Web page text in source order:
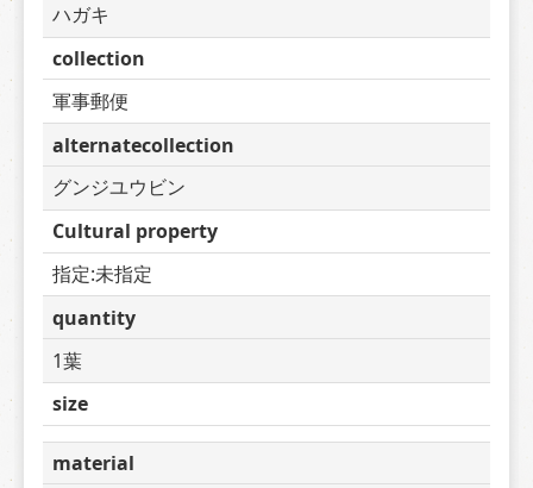
ハガキ
collection
軍事郵便
alternatecollection
グンジユウビン
Cultural property
指定:未指定
quantity
1葉
size
material